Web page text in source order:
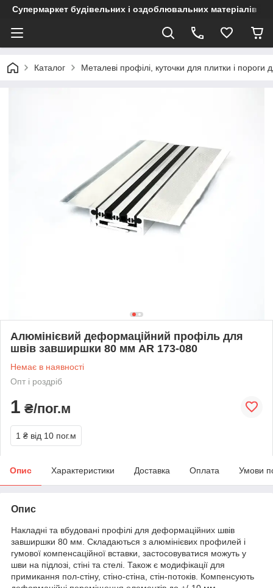
Супермаркет будівельних і оздоблювальних матеріалів
Каталог Металеві профілі, куточки для плитки і пороги
Алюмінієвий деформаційний профіль для
швів завширшки 80 мм AR 173-080
Немає в наявності
Опт і роздріб
1 ₴/пог.м
1 ₴ від 10 пог.м
Опис Характеристики Доставка Оплата Умови
Опис
Накладні та вбудовані профілі для деформаційних швів
завширшки 80 мм. Складаються з алюмінієвих профилей і
гумової компенсаційної вставки, застосовуватися можуть у
шви на підлозі, стіні та стелі. Також є модифікації для
примикання пол-стіну, стіно-стіна, стін-потоків. Компенсують